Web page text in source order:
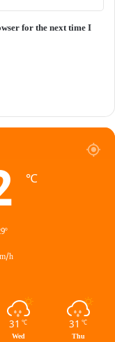
for the next time I
℃
h
31 ℃
Wed
31 ℃
Thu